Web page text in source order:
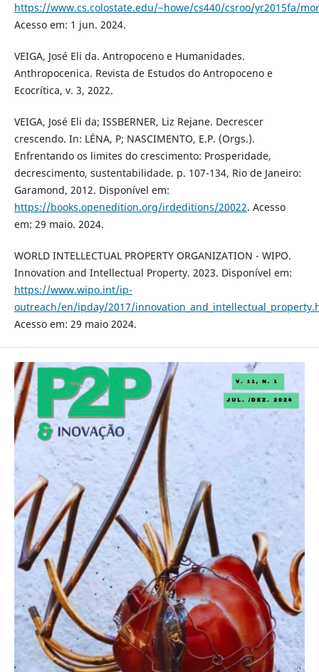
https://www.cs.colostate.edu/~howe/cs440/csroo/yr2015fa/
Acesso em: 1 jun. 2024.
VEIGA, José Eli da. Antropoceno e Humanidades.
Anthropocenica. Revista de Estudos do Antropoceno e
Ecocrítica, v. 3, 2022.
VEIGA, José Eli da; ISSBERNER, Liz Rejane. Decrescer
crescendo. In: LÉNA, P; NASCIMENTO, E.P. (Orgs.).
Enfrentando os limites do crescimento: Prosperidade,
decrescimento, sustentabilidade. p. 107-134, Rio de Janeiro:
Garamond, 2012. Disponível em:
https://books.openedition.org/irdeditions/20022. Acesso
em: 29 maio. 2024.
WORLD INTELLECTUAL PROPERTY ORGANIZATION - WIPO.
Innovation and Intellectual Property. 2023. Disponível em:
https://www.wipo.int/ip-
outreach/en/ipday/2017/
Acesso em: 29 maio 2024.